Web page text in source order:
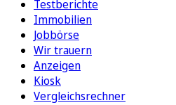
Testberichte
Immobilien
Jobbörse
Wir trauern
Anzeigen
Kiosk
Vergleichsrechner